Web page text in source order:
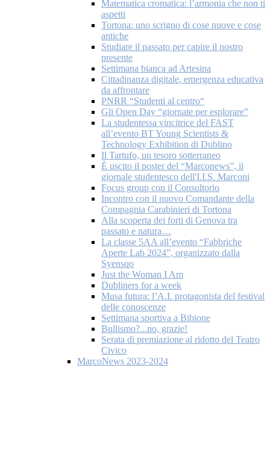
Matematica cromatica: l’armonia che non ti
aspetti
Tortona: uno scrigno di cose nuove e cose
antiche
Studiare il passato per capire il nostro
presente
Settimana bianca ad Artesina
Cittadinanza digitale, emergenza educativa
da affrontare
PNRR “Studenti al centro“
Gli Open Day “giornate per esplorare”
La studentessa vincitrice del FAST
all’evento BT Young Scientists &
Technology Exhibition di Dublino
Il Tartufo, un tesoro sotterraneo
È uscito il poster del “Marconews”, il
giornale studentesco dell'I.I.S. Marconi
Focus group con il Consultorio
Incontro con il nuovo Comandante della
Compagnia Carabinieri di Tortona
Alla scoperta dei forti di Genova tra
passato e natura…
La classe 5AA all’evento “Fabbriche
Aperte Lab 2024”, organizzato dalla
Syensqo
Just the Woman I Am
Dubliners for a week
Musa futura: l’A.I. protagonista del festival
delle conoscenze
Settimana sportiva a Bibione
Bullismo?...no, grazie!
Serata di premiazione al ridotto del Teatro
Civico
MarcoNews 2023-2024